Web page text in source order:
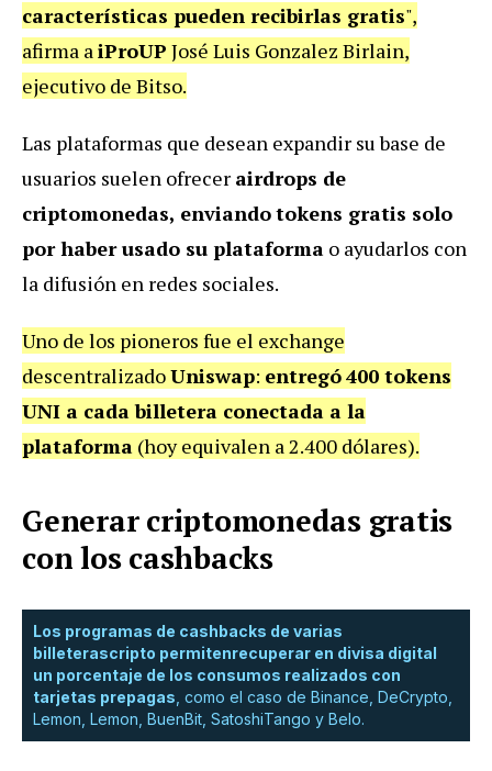
características pueden recibirlas gratis",
afirma aiProUP José Luis Gonzalez Birlain,
ejecutivo de Bitso.
Las plataformas que desean expandir su base de
usuarios suelen ofrecer airdrops de
criptomonedas, enviandotokens gratis solo
porhaber usado su plataforma o ayudarlos con
la difusión en redes sociales.
Uno de los pioneros fue el exchange
descentralizadoUniswap: entregó400 tokens
UNI a cada billetera conectada a la
plataforma (hoy equivalen a 2.400 dólares).
Generar criptomonedas gratis
con los cashbacks
Los programas de cashbacks de varias
billeterascripto permitenrecuperar en divisa digital
un porcentaje de los consumos realizados con
tarjetas prepagas , como el caso de Binance, DeCrypto,
Lemon, Lemon, BuenBit, SatoshiTango y Belo.